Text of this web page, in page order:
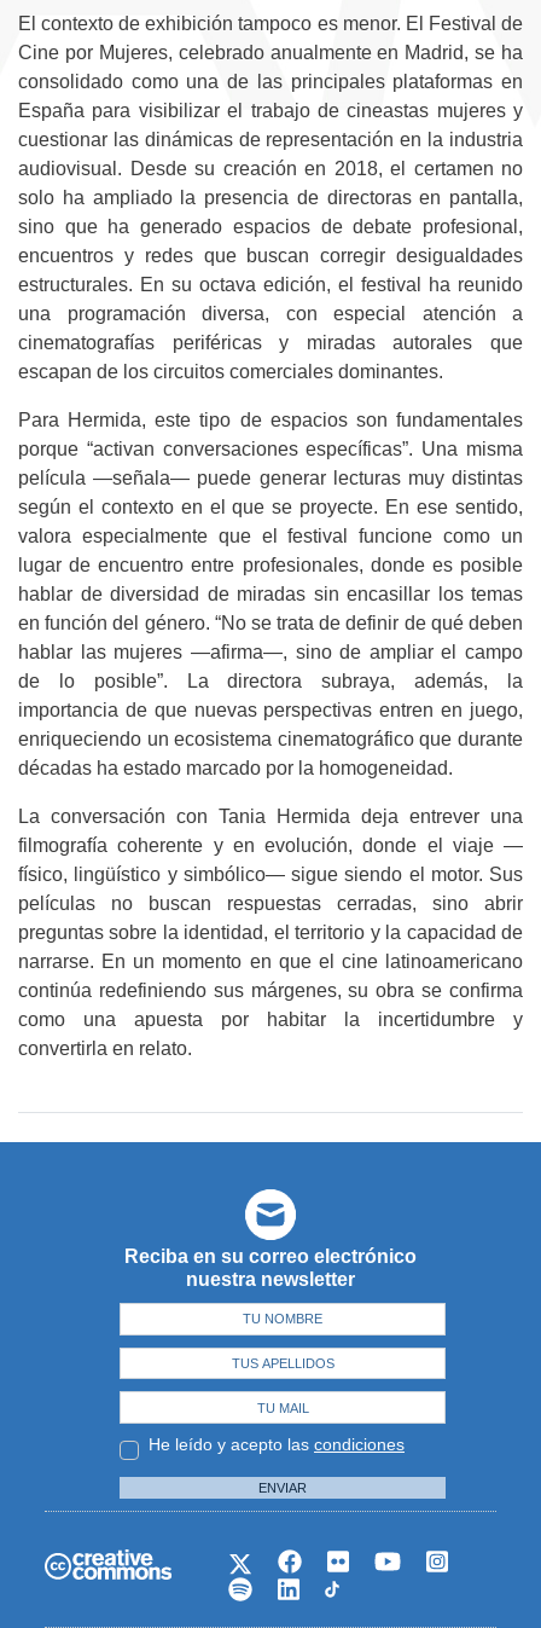
El contexto de exhibición tampoco es menor. El Festival de
Cine por Mujeres, celebrado anualmente en Madrid, se ha
consolidado como una de las principales plataformas en
España para visibilizar el trabajo de cineastas mujeres y
cuestionar las dinámicas de representación en la industria
audiovisual. Desde su creación en 2018, el certamen no
solo ha ampliado la presencia de directoras en pantalla,
sino que ha generado espacios de debate profesional,
encuentros y redes que buscan corregir desigualdades
estructurales. En su octava edición, el festival ha reunido
una programación diversa, con especial atención a
cinematografías periféricas y miradas autorales que
escapan de los circuitos comerciales dominantes.
Para Hermida, este tipo de espacios son fundamentales
porque “activan conversaciones específicas”. Una misma
película —señala— puede generar lecturas muy distintas
según el contexto en el que se proyecte. En ese sentido,
valora especialmente que el festival funcione como un
lugar de encuentro entre profesionales, donde es posible
hablar de diversidad de miradas sin encasillar los temas
en función del género. “No se trata de definir de qué deben
hablar las mujeres —afirma—, sino de ampliar el campo
de lo posible”. La directora subraya, además, la
importancia de que nuevas perspectivas entren en juego,
enriqueciendo un ecosistema cinematográfico que durante
décadas ha estado marcado por la homogeneidad.
La conversación con Tania Hermida deja entrever una
filmografía coherente y en evolución, donde el viaje —
físico, lingüístico y simbólico— sigue siendo el motor. Sus
películas no buscan respuestas cerradas, sino abrir
preguntas sobre la identidad, el territorio y la capacidad de
narrarse. En un momento en que el cine latinoamericano
continúa redefiniendo sus márgenes, su obra se confirma
como una apuesta por habitar la incertidumbre y
convertirla en relato.
Reciba en su correo electrónico
nuestra newsletter
He leído y acepto las condiciones
ENVIAR